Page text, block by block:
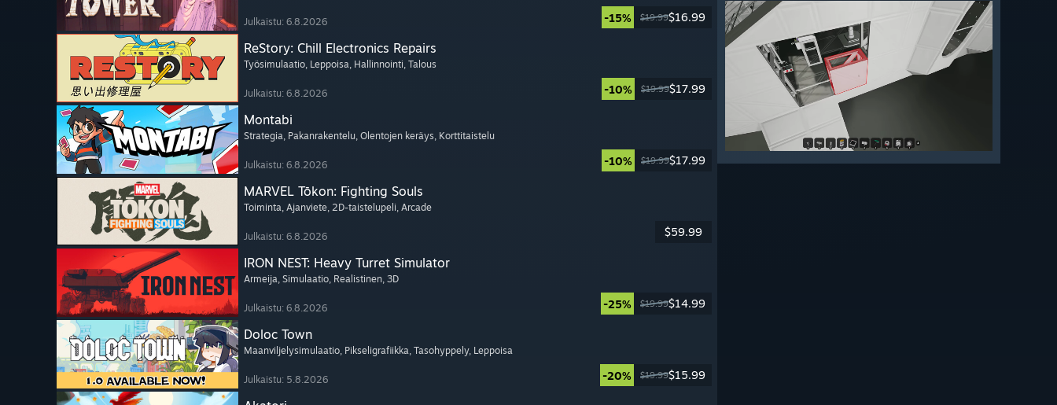
Julkaistu: 6.8.2026 -15% $19.99$16.99
ReStory: Chill Electronics Repairs
Työsimulaatio, Leppoisa, Hallinnointi, Talous
Julkaistu: 6.8.2026 -10% $19.99$17.99
Montabi
Strategia, Pakanrakentelu, Olentojen keräys, Korttitaistelu
Julkaistu: 6.8.2026 -10% $19.99$17.99
MARVEL Tōkon: Fighting Souls
Toiminta, Ajanviete, 2D-taistelupeli, Arcade
Julkaistu: 6.8.2026 $59.99
IRON NEST: Heavy Turret Simulator
Armeija, Simulaatio, Realistinen, 3D
Julkaistu: 6.8.2026 -25% $19.99$14.99
Doloc Town
Maanviljelysimulaatio, Pikseligrafiikka, Tasohyppely, Leppoisa
Julkaistu: 5.8.2026 -20% $19.99$15.99